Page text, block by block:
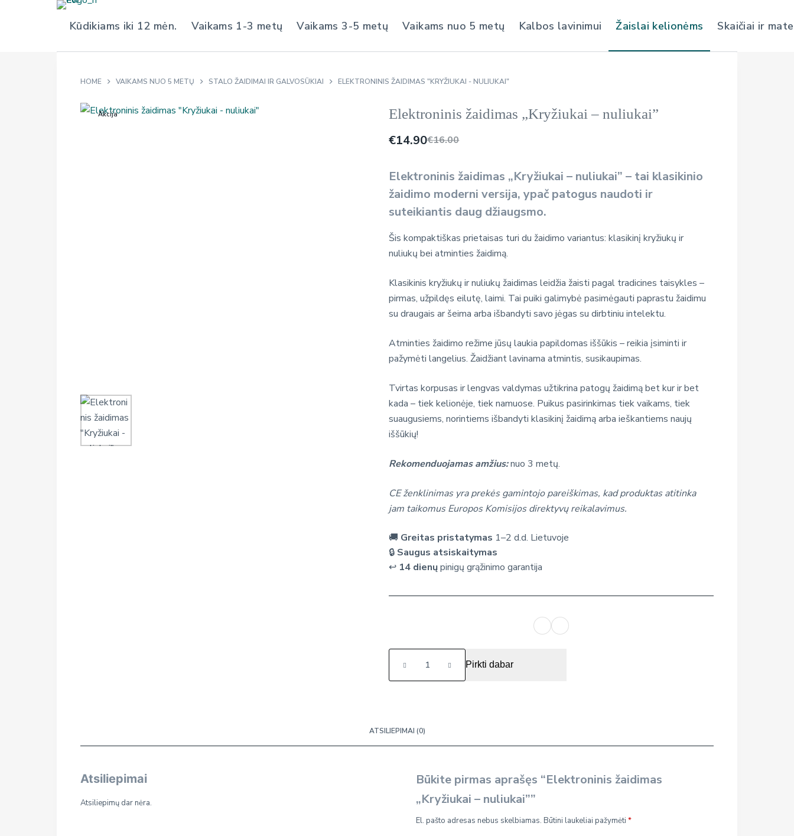
Kūdikiams iki 12 mėn. Vaikams 1-3 metų Vaikams 3-5 metų Vaikams nuo 5 metų Kalbos lavinimui Žaislai kelionėms Skaičiai ir
HOME VAIKAMS NUO 5 METŲ STALO ŽAIDIMAI IR GALVOSŪKIAI ELEKTRONINIS ŽAIDIMAS "KRYŽIUKAI - NULIUKAI"
Akcija Elektroninis žaidimas „Kryžiukai – nuliukai”
€16.00
€14.90
Elektroninis žaidimas „Kryžiukai – nuliukai” – tai klasikinio
žaidimo moderni versija, ypač patogus naudoti ir
suteikiantis daug džiaugsmo.
Šis kompaktiškas prietaisas turi du žaidimo variantus: klasikinį kryžiukų ir
nuliukų bei atminties žaidimą.
Klasikinis kryžiukų ir nuliukų žaidimas leidžia žaisti pagal tradicines taisykles –
pirmas, užpildęs eilutę, laimi. Tai puiki galimybė pasimėgauti paprastu žaidimu
su draugais ar šeima arba išbandyti savo jėgas su dirbtiniu intelektu.
Atminties žaidimo režime jūsų laukia papildomas iššūkis – reikia įsiminti ir
pažymėti langelius. Žaidžiant lavinama atmintis, susikaupimas.
Tvirtas korpusas ir lengvas valdymas užtikrina patogų žaidimą bet kur ir bet
kada – tiek kelionėje, tiek namuose. Puikus pasirinkimas tiek vaikams, tiek
suaugusiems, norintiems išbandyti klasikinį žaidimą arba ieškantiems naujų
iššūkių!
Rekomenduojamas amžius:nuo 3 metų.
CE ženklinimas yra prekės gamintojo pareiškimas, kad produktas atitinka
jam taikomus Europos Komisijos direktyvų reikalavimus.
🚚 Greitas pristatymas 1–2 d.d. Lietuvoje
🔒 Saugus atsiskaitymas
↩️ 14 dienųpinigų grąžinimo garantija
kiekis:
Elektroninis
-
Pirkti dabar
ATSILIEPIMAI (0)
Atsiliepimai
Atsiliepimų dar nėra.
Būkite pirmas aprašęs “Elektroninis žaidimas
„Kryžiukai – nuliukai””
El. pašto adresas nebus skelbiamas. Būtini laukeliai pažymėti*